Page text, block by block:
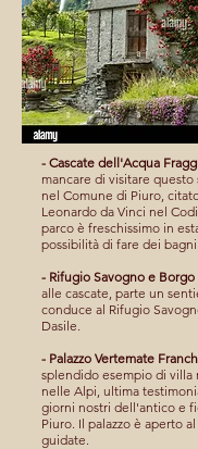
- Cascate dell'Acqua
mancare di visitare
nel Comune di Piuro,
Leonardo da Vinci nel
parco è freschissimo in
possibilità di fare dei bagni.
- Rifugio Savogno e Borgo
alle cascate, parte un
conduce al Rifugio
Dasile.
- Palazzo Vertemate
splendido esempio di villa
nelle Alpi, ultima
giorni nostri dell'antico e
Piuro. Il palazzo è aperto
guidate.